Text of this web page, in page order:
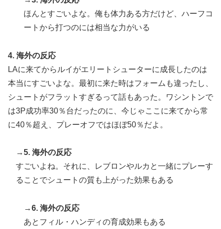
韓国人「熊本地震で見る日本の土木技術の完全勝利をご
覧ください」→「これはすごいわ」「こういうのを見る
と日本人は何か適当に作る感じがしない・・・」「あれ
▶ 韓国人「大韓航空の熊本地震飲料水支援に対する日本人
の反応をご覧ください・・・」→「」
▶ 韓国人「日本のアニメ業界で100年続いている暗黙の伝
統がこちら・・・」
海外「日本なんて行くんじゃなかった…」 日本を知っ
てしまったディズニー信者、帰国後『本家』に失望する
▶ ストーカーガチ勢は僅かな情報で垢特定出来るからね
▶
フランス人「欲張りすぎだ」中村敬斗、ランス残留の可
海外「日本人はなんて気高いんだ！」 英高級紙も驚愕
ほんとすごいよな。俺も体力ある方だけど、ハーフコ
ートから打つのには相当な力がいる
4. 海外の反応
LAに来てからルイがエリートシューターに成長したのは
本当にすごいよな。最初に来た時はフォームも違ったし、
シュートがフラットすぎるって話もあった。ワシントンで
は3P成功率30％台だったのに、今じゃここに来てから常
に40％超え、プレーオフではほぼ50％だよ。
→5. 海外の反応
すごいよね。それに、レブロンやルカと一緒にプレーす
ることでシュートの質も上がった効果もある
→6. 海外の反応
あとフィル・ハンディの育成効果もある